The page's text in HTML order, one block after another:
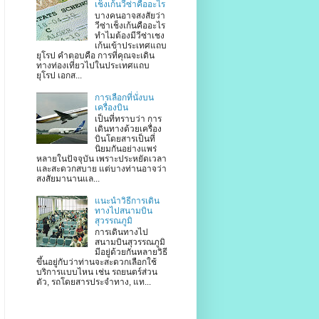
เช็งเก้นวีซ่าคืออะไร
บางคนอาจสงสัยว่า
วีซ่าเช็งเก้นคืออะไร
ทำไมต้องมีวีซ่าเชง
เก้นเข้าประเทศแถบ
ยุโรป คำตอบคือ การที่คุณจะเดิน
ทางท่องเที่ยวไปในประเทศแถบ
ยุโรป เอกส...
การเลือกที่นั่งบน
เครื่องบิน
เป็นที่ทราบว่า การ
เดินทางด้วยเครื่อง
บินโดยสารเป็นที่
นิยมกันอย่างแพร่
หลายในปัจจุบัน เพราะประหยัดเวลา
และสะดวกสบาย แต่บางท่านอาจว่า
สงสัยมานานแล...
แนะนำวิธีการเดิน
ทางไปสนามบิน
สุวรรณภูมิ
การเดินทางไป
สนามบินสุวรรณภูมิ
มีอยู่ด้วยกันหลายวิธี
ขึ้นอยู่กับว่าท่านจะสะดวกเลือกใช้
บริการแบบไหน เช่น รถยนตร์ส่วน
ตัว, รถโดยสารประจำทาง, แท...